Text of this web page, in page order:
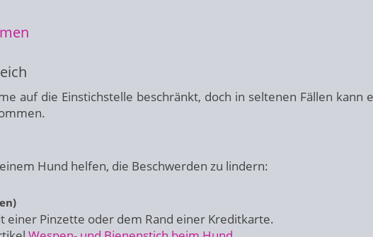
auf die Einstichstelle beschränkt, doch in seltenen Fällen kann
Hund helfen, die Beschwerden zu lindern:
einer Pinzette oder dem Rand einer Kreditkarte.